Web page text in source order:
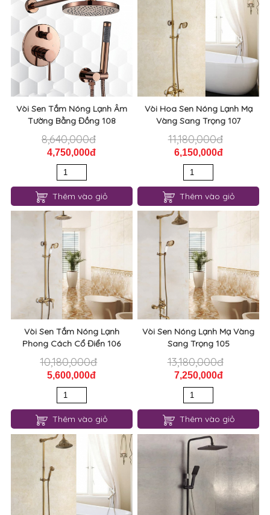
Vòi Sen Tắm Nóng Lạnh Âm
Tường Bằng Đồng 108
8,640,000đ
4,750,000đ
Thêm vào giỏ
Vòi Hoa Sen Nóng Lạnh Mạ
Vàng Sang Trọng 107
11,180,000đ
6,150,000đ
Thêm vào giỏ
Vòi Sen Tắm Nóng Lạnh
Phong Cách Cổ Điển 106
10,180,000đ
5,600,000đ
Thêm vào giỏ
Vòi Sen Nóng Lạnh Mạ Vàng
Sang Trọng 105
13,180,000đ
7,250,000đ
Thêm vào giỏ